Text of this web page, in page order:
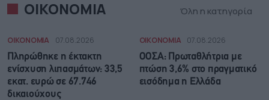
ΟΙΚΟΝΟΜΙΑ Όλη η κατηγορία
ΟΙΚΟΝΟΜΙΑ 07.08.2026
Πληρώθηκε η έκτακτη
ενίσχυση λιπασμάτων: 33,5
εκατ. ευρώ σε 67.746
δικαιούχους
ΟΙΚΟΝΟΜΙΑ 07.08.2026
ΟΟΣΑ: Πρωταθλήτρια με
πτώση 3,6% στο πραγματικό
εισόδημα η Ελλάδα